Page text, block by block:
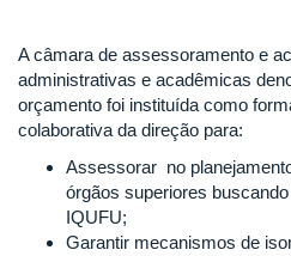
A câmara de assessoramento e
administrativas e acadêmicas
orçamento foi instituída como
colaborativa da direção para:
Assessorar no
órgãos superiores
IQUFU;
Garantir mecanismos de